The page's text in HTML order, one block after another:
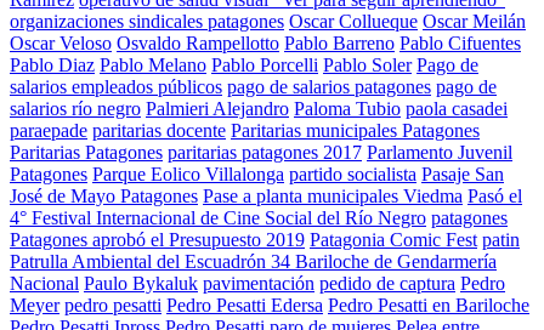
organizaciones sindicales patagones Oscar Collueque Oscar Meilán
Oscar Veloso Osvaldo Rampellotto Pablo Barreno Pablo Cifuentes
Pablo Diaz Pablo Melano Pablo Porcelli Pablo Soler Pago de
salarios empleados públicos pago de salarios patagones pago de
salarios río negro Palmieri Alejandro Paloma Tubio paola casadei
paraepade paritarias docente Paritarias municipales Patagones
Paritarias Patagones paritarias patagones 2017 Parlamento Juvenil
Patagones Parque Eolico Villalonga partido socialista Pasaje San
José de Mayo Patagones Pase a planta municipales Viedma Pasó el
4° Festival Internacional de Cine Social del Río Negro patagones
Patagones aprobó el Presupuesto 2019 Patagonia Comic Fest patin
Patrulla Ambiental del Escuadrón 34 Bariloche de Gendarmería
Nacional Paulo Bykaluk pavimentación pedido de captura Pedro
Meyer pedro pesatti Pedro Pesatti Edersa Pedro Pesatti en Bariloche